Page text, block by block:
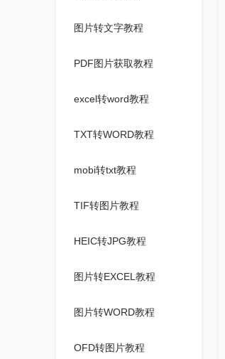
图片转文字教程
PDF图片获取教程
excel转word教程
TXT转WORD教程
mobi转txt教程
TIF转图片教程
HEIC转JPG教程
图片转EXCEL教程
图片转WORD教程
OFD转图片教程